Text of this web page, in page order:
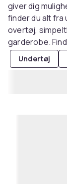
giver dig
finder du alt
overtøj,
garderobe.
Undertøj